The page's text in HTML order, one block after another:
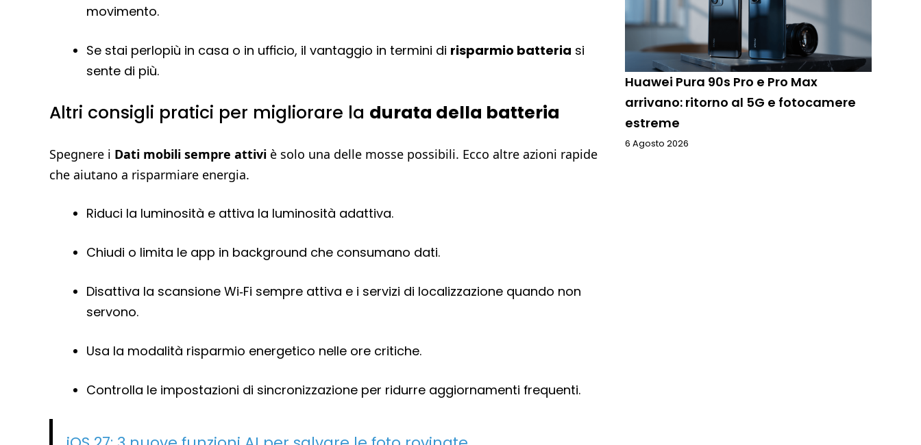
movimento.
Se stai perlopiù in casa o in ufficio, il vantaggio in termini di risparmio batteria si
sente di più.
Altri consigli pratici per migliorare la durata della batteria
Spegnere i Dati mobili sempre attivi è solo una delle mosse possibili. Ecco altre azioni rapide
che aiutano a risparmiare energia.
Riduci la luminosità e attiva la luminosità adattiva.
Chiudi o limita le app in background che consumano dati.
Disattiva la scansione Wi‑Fi sempre attiva e i servizi di localizzazione quando non
servono.
Usa la modalità risparmio energetico nelle ore critiche.
Controlla le impostazioni di sincronizzazione per ridurre aggiornamenti frequenti.
Huawei Pura 90s Pro e Pro Max
arrivano: ritorno al 5G e fotocamere
estreme
6 Agosto 2026